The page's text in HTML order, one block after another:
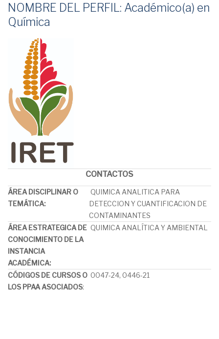
NOMBRE DEL PERFIL: Académico(a) en
Química
CONTACTOS
ÁREA DISCIPLINAR O
TEMÁTICA:
QUIMICA ANALITICA PARA
DETECCION Y CUANTIFICACION DE
CONTAMINANTES
ÁREA ESTRATEGICA DE
CONOCIMIENTO DE LA
INSTANCIA
ACADÉMICA:
QUIMICA ANALÍTICA Y AMBIENTAL
CÓDIGOS DE CURSOS O
LOS PPAA ASOCIADOS:
0047-24, 0446-21